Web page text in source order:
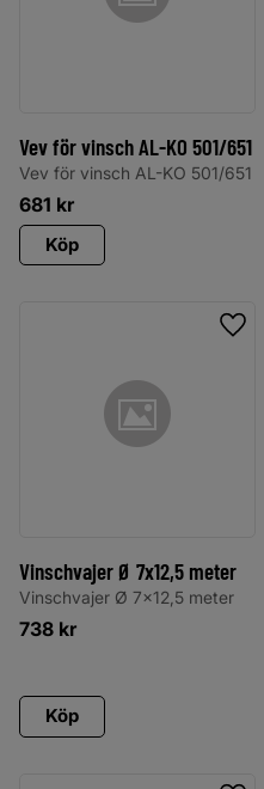
Vev för vinsch AL-KO 501/651
Vev för vinsch AL-KO 501/651
681 kr
Köp
Vinschvajer Ø 7x12,5 meter
Vinschvajer Ø 7x12,5 meter
738 kr
Köp